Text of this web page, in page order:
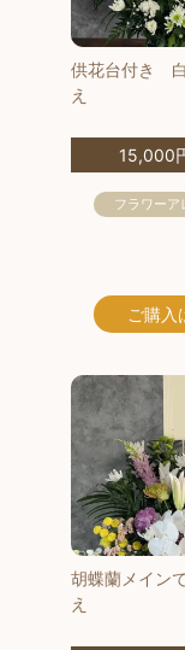
供花台付き
え
15,000
フラワーア
ご購入
胡蝶蘭メイン
え